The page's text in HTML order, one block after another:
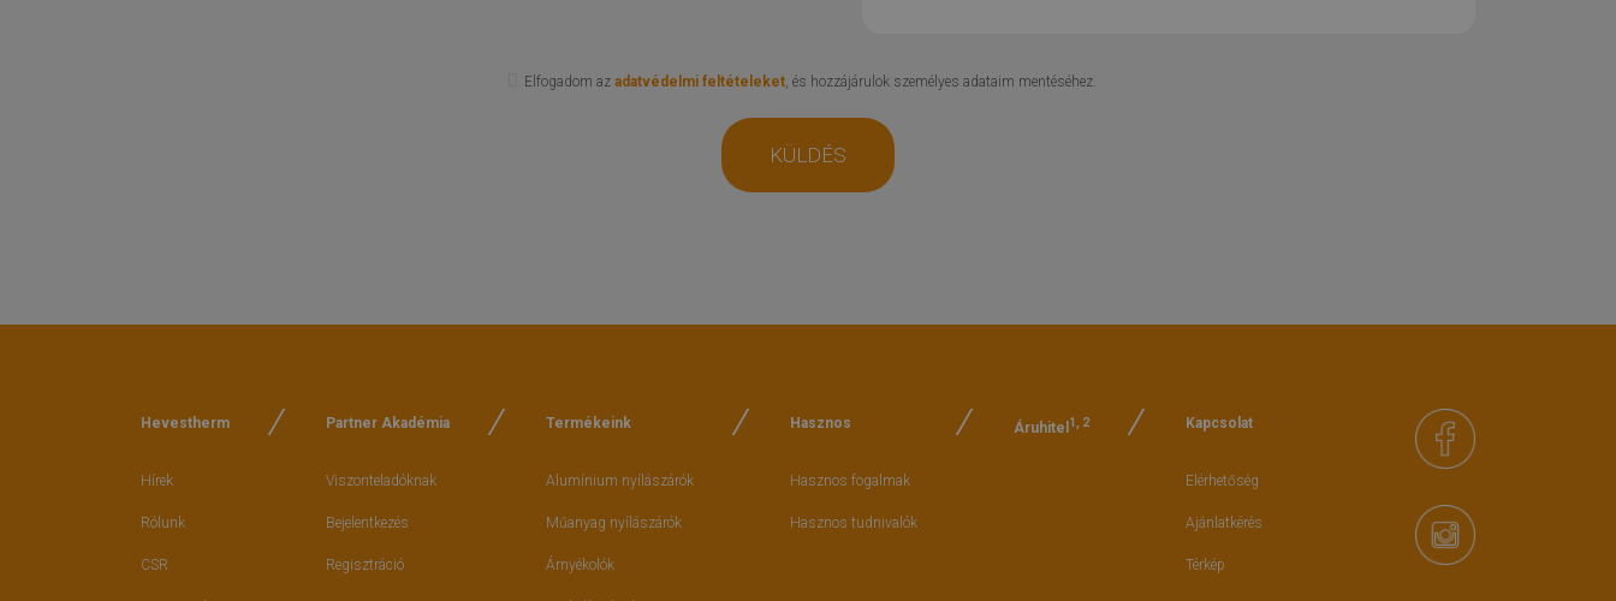
Elfogadom az adatvédelmi feltételeket, és hozzájárulok személyes adataim mentéséhez.
KÜLDÉS
Hevestherm
Hírek
Rólunk
CSR
Partner Akadémia
Viszonteladóknak
Bejelentkezés
Regisztráció
Termékeink
Alumínium nyílászárók
Műanyag nyílászárók
Árnyékolók
Hasznos
Hasznos fogalmak
Hasznos tudnivalók
Áruhitel 1, 2 Kapcsolat
Elérhetőség
Ajánlatkérés
Térkép